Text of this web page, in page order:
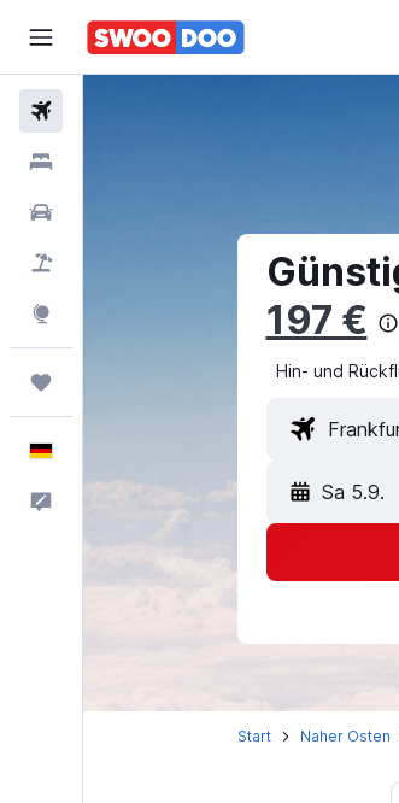
197 €
Hin- und
Sa 5.9.
Start Naher Osten